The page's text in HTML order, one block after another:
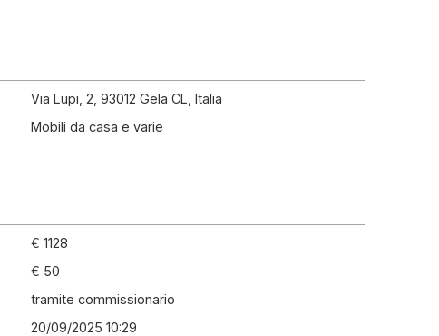
Via Lupi, 2, 93012 Gela CL, Italia
Mobili da casa e varie
€ 1128
€ 50
tramite commissionario
20/09/2025 10:29